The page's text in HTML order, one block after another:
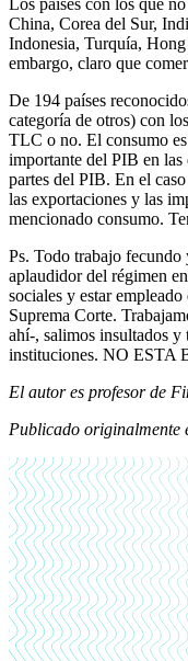
Los países con los que
China, Corea del Sur,
Indonesia, Turquía,
embargo, claro que
De 194 países
categoría de otros) con
TLC o no. El consumo
importante del PIB en las
partes del PIB. En el
las exportaciones y las
mencionado consumo.
Ps. Todo trabajo fecundo
aplaudidor del régimen
sociales y estar
Suprema Corte.
ahí-, salimos insultados y
instituciones. NO ESTA
El autor es profesor de
Publicado originalmente